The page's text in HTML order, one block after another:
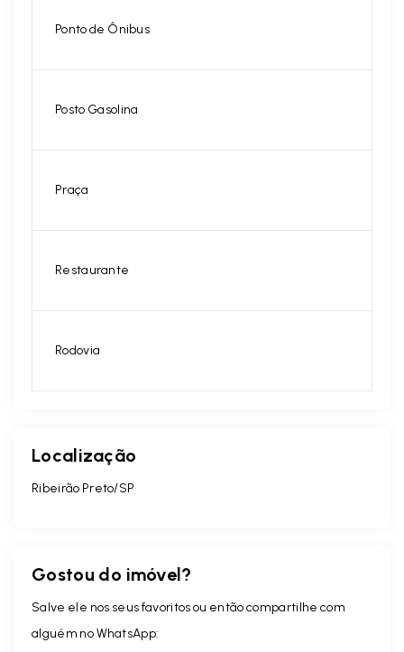
Ponto de Ônibus
Posto Gasolina
Praça
Restaurante
Rodovia
Localização
Ribeirão Preto/SP
Gostou do imóvel?
Salve ele nos seus favoritos ou então compartilhe com
alguém no WhatsApp: